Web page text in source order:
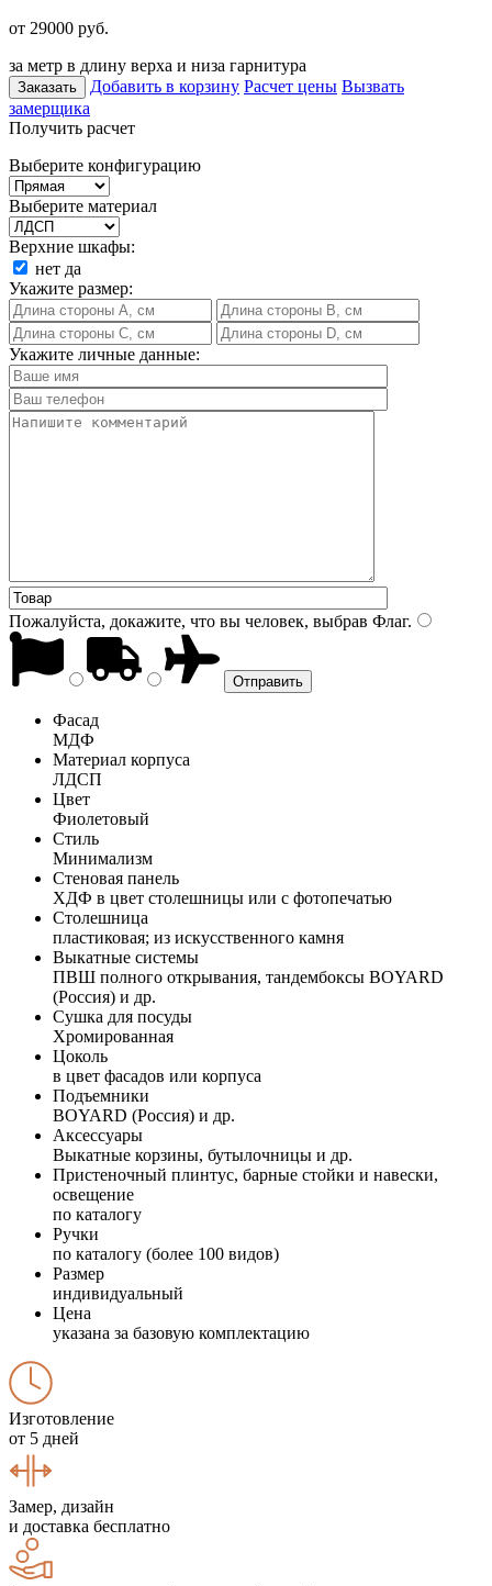
от 29000 руб.
за метр в длину верха и низа гарнитура
Заказать Добавить в корзину Расчет цены Вызвать
замерщика
Получить расчет
Выберите конфигурацию
Выберите материал
Верхние шкафы:
нет да
Укажите размер:
Укажите личные данные:
Пожалуйста, докажите, что вы человек, выбрав Флаг.
Фасад
МДФ
Материал корпуса
ЛДСП
Цвет
Фиолетовый
Стиль
Минимализм
Стеновая панель
ХДФ в цвет столешницы или с фотопечатью
Столешница
пластиковая; из искусственного камня
Выкатные системы
ПВШ полного открывания, тандембоксы BOYARD
(Россия) и др.
Сушка для посуды
Хромированная
Цоколь
в цвет фасадов или корпуса
Подъемники
BOYARD (Россия) и др.
Аксессуары
Выкатные корзины, бутылочницы и др.
Пристеночный плинтус, барные стойки и навески,
освещение
по каталогу
Ручки
по каталогу (более 100 видов)
Размер
индивидуальный
Цена
указана за базовую комплектацию
Изготовление
от 5 дней
Замер, дизайн
и доставка бесплатно